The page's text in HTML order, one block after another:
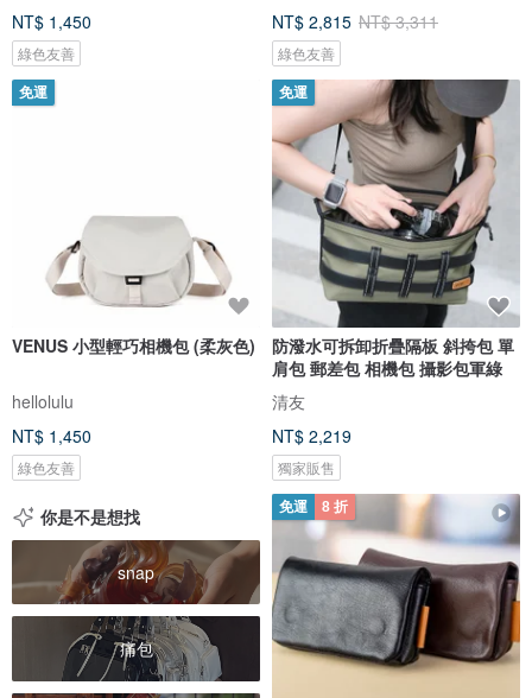
NT$ 1,450
綠色友善
NT$ 2,815 NT$ 3,311
綠色友善
免運
VENUS 小型輕巧相機包 (柔灰色)
hellolulu
NT$ 1,450
綠色友善
免運
防潑水可拆卸折疊隔板 斜挎包 單
肩包 郵差包 相機包 攝影包軍綠
清友
NT$ 2,219
獨家販售
你是不是想找
snap
痛包
免運 8 折